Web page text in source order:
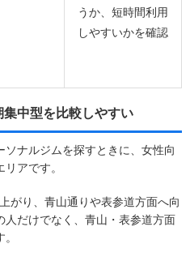
うか、短時間利用
しやすいかを確認
中型を比較しやすい
ナルジムを探すときに、女性向
アです。
がり、青山通りや表参道方面へ向
だけでなく、青山・表参道方面